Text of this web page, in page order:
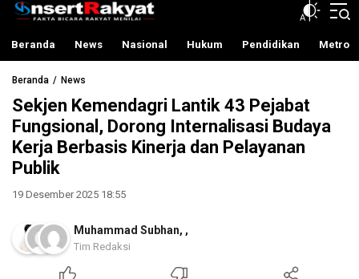
InsertRakyat.com
Fakta Bicara Rakyat Menilai
Beranda News Nasional Hukum Pendidikan Metro
Beranda News
Sekjen Kemendagri Lantik 43 Pejabat
Fungsional, Dorong Internalisasi Budaya
Kerja Berbasis Kinerja dan Pelayanan
Publik
19 Desember 2025 18:55
Muhammad Subhan, ,
Tim Redaksi